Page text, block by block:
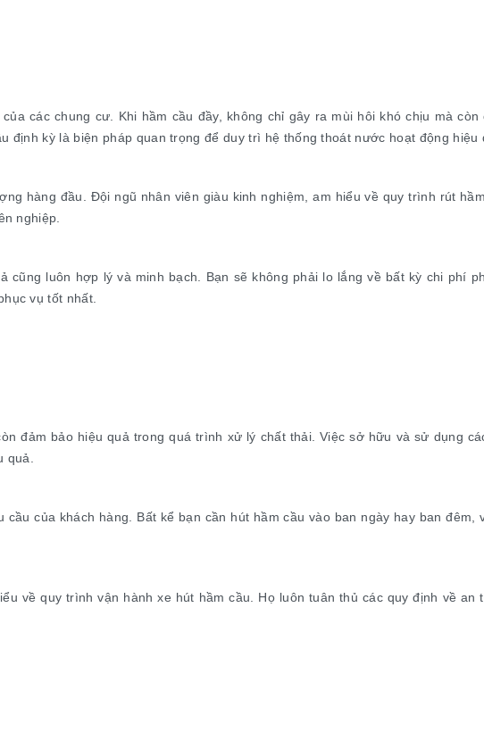
các chung cư. Khi hầm cầu đầy, không chỉ gây ra mùi hôi khó chịu mà
kỳ là biện pháp quan trọng để duy trì hệ thống thoát nước hoạt động hiệu
hàng đầu. Đội ngũ nhân viên giàu kinh nghiệm, am hiểu về quy trình rút
nghiệp.
cũng luôn hợp lý và minh bạch. Bạn sẽ không phải lo lắng về bất kỳ chi phí
vụ tốt nhất.
đảm bảo hiệu quả trong quá trình xử lý chất thải. Việc sở hữu và sử dụng
quả.
của khách hàng. Bất kể bạn cần hút hầm cầu vào ban ngày hay ban đêm,
về quy trình vận hành xe hút hầm cầu. Họ luôn tuân thủ các quy định về an